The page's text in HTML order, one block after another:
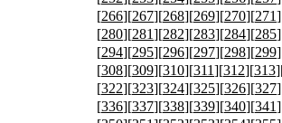
[266][267][268][269][270][271
[280][281][282][283][284][285
[294][295][296][297][298][299
[308][309][310][311][312][313
[322][323][324][325][326][327
[336][337][338][339][340][341